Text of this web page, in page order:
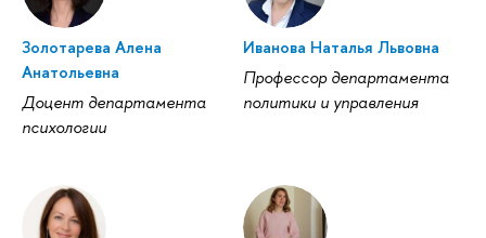
Золотарева Алена
Анатольевна
Доцент департамента
психологии
Иванова Наталья Львовна
Профессор департамента
политики и управления